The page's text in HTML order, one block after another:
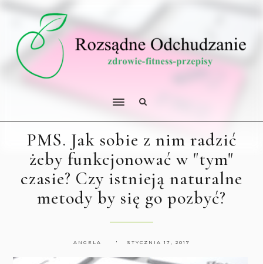
PMS. Jak sobie z nim radzić
żeby funkcjonować w "tym"
czasie? Czy istnieją naturalne
metody by się go pozbyć?
ANGELA STYCZNIA 17, 2017